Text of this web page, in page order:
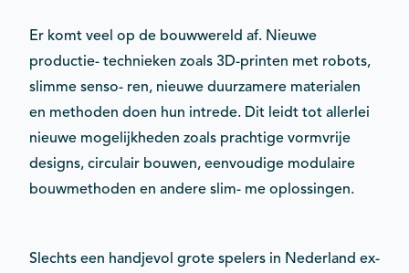
Er komt veel op de bouwwereld af. Nieuwe
productie- technieken zoals 3D-printen met robots,
slimme senso- ren, nieuwe duurzamere materialen
en methoden doen hun intrede. Dit leidt tot allerlei
nieuwe mogelijkheden zoals prachtige vormvrije
designs, circulair bouwen, eenvoudige modulaire
bouwmethoden en andere slim- me oplossingen.
Slechts een handjevol grote spelers in Nederland ex-